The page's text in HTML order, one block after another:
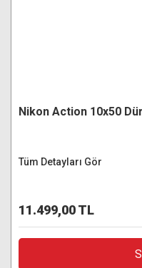
Nikon Action 10x50
Tüm Detayları Gör
11.499,00 TL